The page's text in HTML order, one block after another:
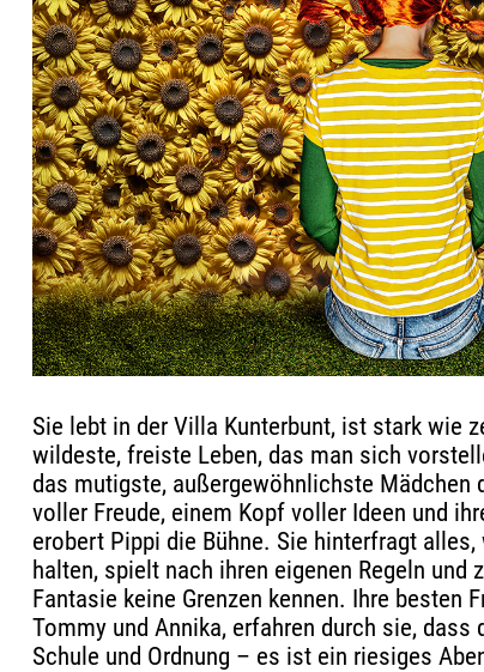
Sie lebt in der Villa Kunterbunt, ist stark wie
wildeste, freiste Leben, das man sich
das mutigste, außergewöhnlichste
voller Freude, einem Kopf voller Ideen und
erobert Pippi die Bühne. Sie hinterfragt alles,
halten, spielt nach ihren eigenen Regeln und
Fantasie keine Grenzen kennen. Ihre besten
Tommy und Annika, erfahren durch sie, dass
Schule und Ordnung – es ist ein riesiges